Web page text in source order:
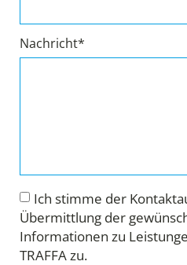
Nachricht*
Ich stimme der
Übermittlung der
Informationen zu
TRAFFA zu.